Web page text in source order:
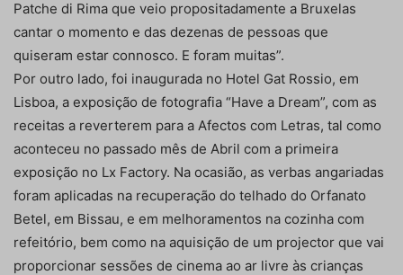
Patche di Rima que veio propositadamente a Bruxelas
cantar o momento e das dezenas de pessoas que
quiseram estar connosco. E foram muitas”.
Por outro lado, foi inaugurada no Hotel Gat Rossio, em
Lisboa, a exposição de fotografia “Have a Dream”, com as
receitas a reverterem para a Afectos com Letras, tal como
aconteceu no passado mês de Abril com a primeira
exposição no Lx Factory. Na ocasião, as verbas angariadas
foram aplicadas na recuperação do telhado do Orfanato
Betel, em Bissau, e em melhoramentos na cozinha com
refeitório, bem como na aquisição de um projector que vai
proporcionar sessões de cinema ao ar livre às crianças